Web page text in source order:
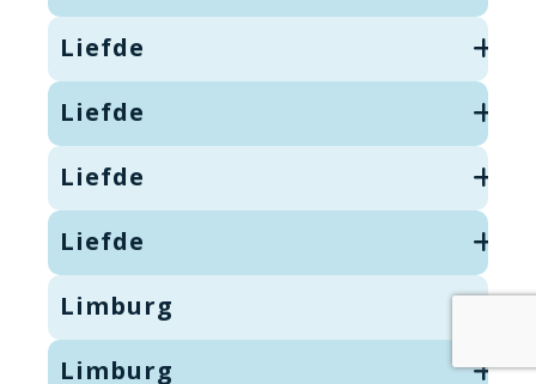
Liefde
Liefde
Liefde
Liefde
Limburg
Limburg